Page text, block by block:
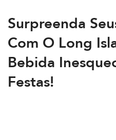
Surpreenda
Com O Long
Bebida
Festas!